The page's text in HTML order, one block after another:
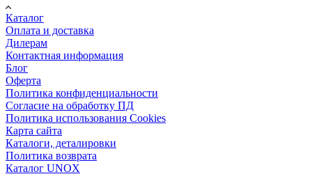
Каталог
Оплата и доставка
Дилерам
Контактная информация
Блог
Оферта
Политика конфиденциальности
Согласие на обработку ПД
Политика использования Cookies
Карта сайта
Каталоги, деталировки
Политика возврата
Каталог UNOX